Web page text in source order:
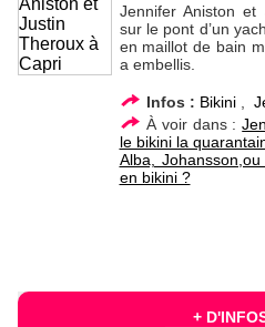
Jennifer Aniston
sur le pont d’un
en maillot de bain
a embellis.
Infos : Bikini,
À voir dans :
le bikini la
Alba,
en bikini ?
+